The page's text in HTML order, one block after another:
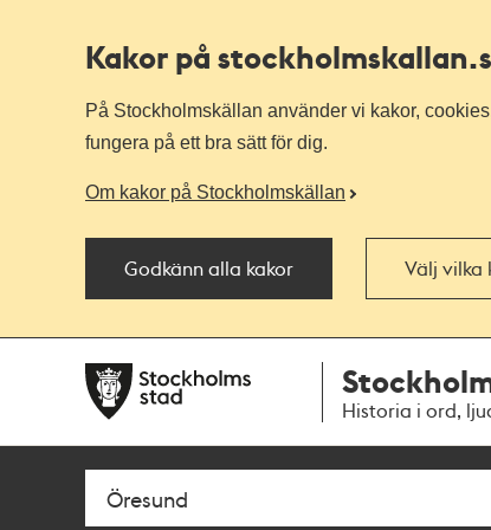
Kakor på stockholmskallan
På Stockholmskällan använder vi kakor,
fungera på ett bra sätt för dig.
Om kakor på Stockholmskällan
Godkänn alla kakor Välj vilka
navigationen
huvudinnehållet
Historia i ord,
SökFritextsök